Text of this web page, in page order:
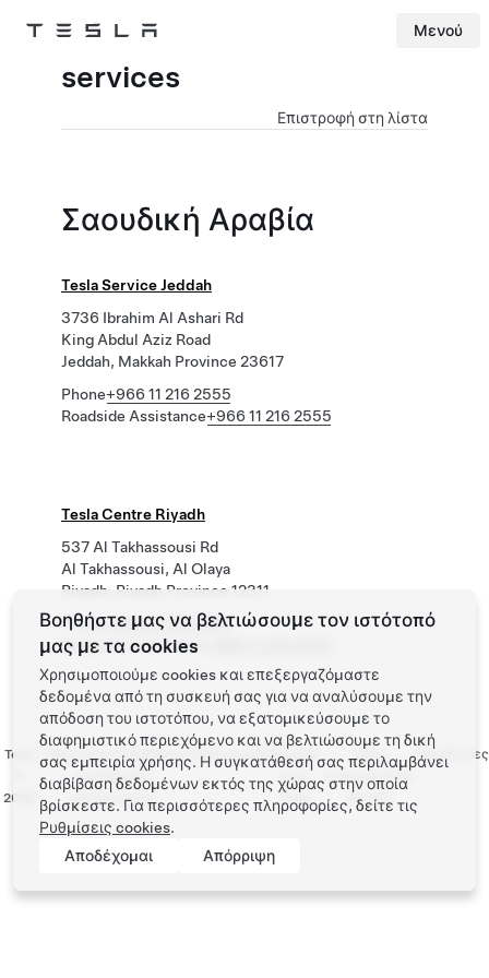
Tesla Μενού
services
Επιστροφή στη λίστα
Σαουδική Αραβία
Tesla Service Jeddah
3736 Ibrahim Al Ashari Rd
King Abdul Aziz Road
Jeddah, Makkah Province 23617
Phone+966 11 216 2555
Roadside Assistance+966 11 216 2555
Tesla Centre Riyadh
537 Al Takhassousi Rd
Al Takhassousi, Al Olaya
Riyadh, Riyadh Province 12311
Phone+966 11 216 2555
Roadside Assistance
Tesla
2026
Προστασία απορρήτου
και Νομικές
υποχρεώσεις
Επικοινωνία
Εργασία
στην
Λήψη
ενημερωτικού
δελτίου
Τοποθεσίες
Βοηθήστε μας να βελτιώσουμε τον ιστότοπό
μας με τα cookies
Χρησιμοποιούμε cookies και επεξεργαζόμαστε
δεδομένα από τη συσκευή σας για να αναλύσουμε την
απόδοση του ιστοτόπου, να εξατομικεύσουμε το
διαφημιστικό περιεχόμενο και να βελτιώσουμε τη δική
σας εμπειρία χρήσης. Η συγκατάθεσή σας περιλαμβάνει
διαβίβαση δεδομένων εκτός της χώρας στην οποία
βρίσκεστε. Για περισσότερες πληροφορίες, δείτε τις
Ρυθμίσεις cookies.
Αποδέχομαι
Απόρριψη